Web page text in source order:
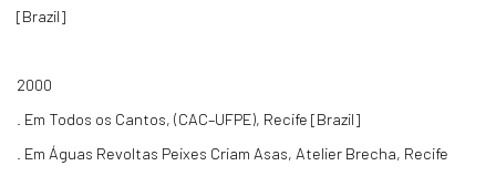
[Brazil]
2000
. Em Todos os Cantos, (CAC–UFPE), Recife [Brazil]
. Em Águas Revoltas Peixes Criam Asas, Atelier Brecha, Recife